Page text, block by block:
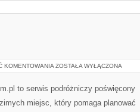
KOMENTOWANIA ZABYTKOWE
ZOSTAŁA WYŁĄCZONA
to serwis podróżniczy poświęcony
miejsc, który pomaga planować